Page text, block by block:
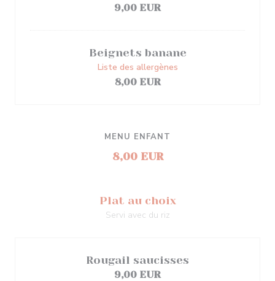
9,00 EUR
Beignets banane
Liste des allergènes
8,00 EUR
MENU ENFANT
8,00 EUR
Plat au choix
Servi avec du riz
Rougail saucisses
9,00 EUR